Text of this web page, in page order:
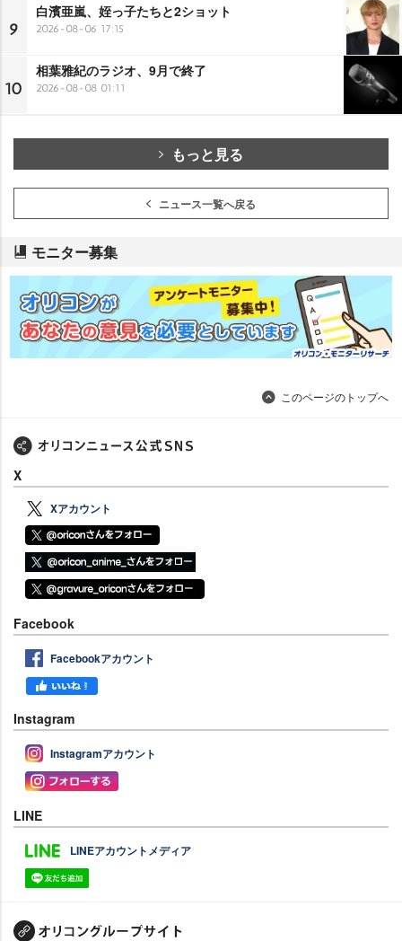
9
白濱亜嵐、姪っ子たちと2ショット
2026-08-06 17:15
10
相葉雅紀のラジオ、9月で終了
2026-08-08 01:11
もっと見る
ニュース一覧へ戻る
モニター募集
このページのトップへ
X
Xアカウント
Facebook
Facebookアカウント
Instagram
Instagramアカウント
LINE
LINEアカウントメディア